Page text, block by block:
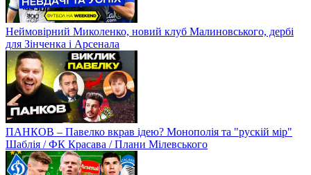
Неймовірний Миколенко, новий клуб Малиновського, дербі
для Зінченка і Арсенала
ПАНКОВ – Павелко вкрав ідею? Монополія та "рускій мір"
Шаблія / ФК Красава / Плани Мілевського